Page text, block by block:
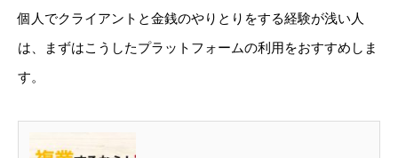
個人でクライアントと金銭のやりとりをする経験が浅い人
は、まずはこうしたプラットフォームの利用をおすすめしま
す。